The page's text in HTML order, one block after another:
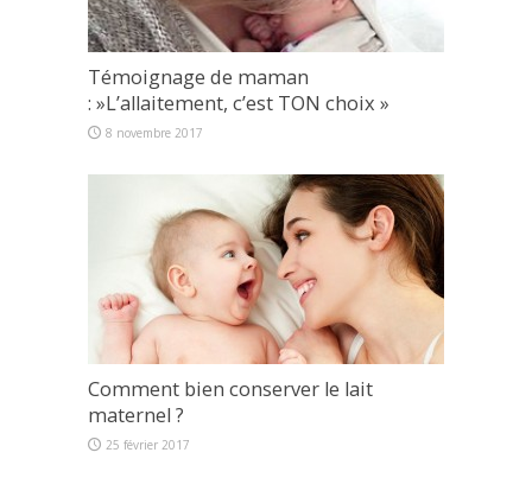
Témoignage de maman
: »L’allaitement, c’est TON choix »
8 novembre 2017
Comment bien conserver le lait
maternel ?
25 février 2017